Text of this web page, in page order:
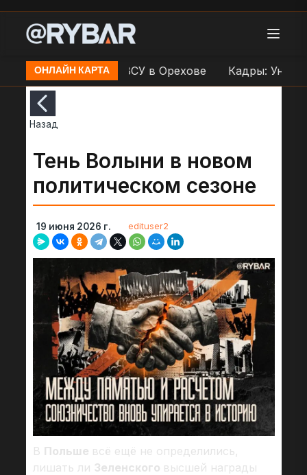
ОНЛАЙН КАРТА
по переправе ВСУ в Орехове Кадры:
Назад
Тень Волыни в новом
политическом сезоне
19 июня 2026 г. edituser2
В Польше всё ещё не определились,
лишать ли Зеленского высшей награды